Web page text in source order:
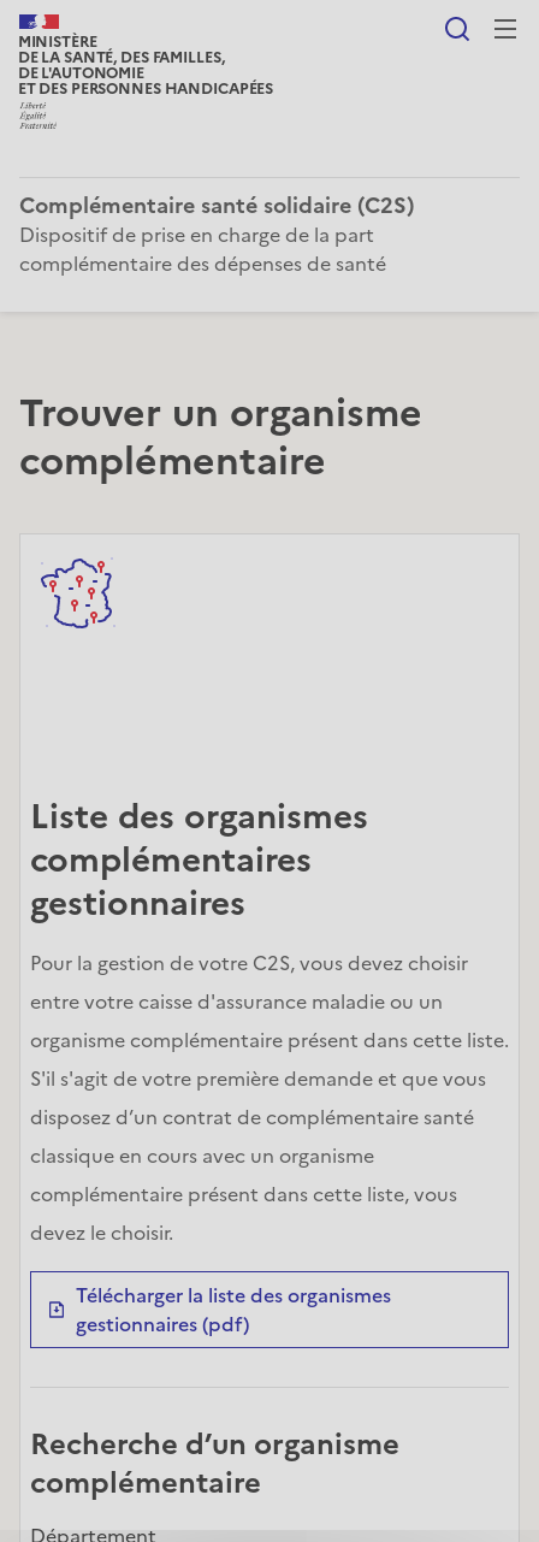
MINISTÈRE
DE LA SANTÉ, DES FAMILLES,
DE L'AUTONOMIE
ET DES PERSONNES HANDICAPÉES
Complémentaire santé solidaire (C2S)
Dispositif de prise en charge de la part
complémentaire des dépenses de santé
Trouver un organisme
complémentaire
Liste des organismes
complémentaires
gestionnaires
Pour la gestion de votre C2S, vous devez choisir
entre votre caisse d'assurance maladie ou un
organisme complémentaire présent dans cette liste.
S'il s'agit de votre première demande et que vous
disposez d’un contrat de complémentaire santé
classique en cours avec un organisme
complémentaire présent dans cette liste, vous
devez le choisir.
Télécharger la liste des organismes
gestionnaires (pdf)
Recherche d’un organisme
complémentaire
Département